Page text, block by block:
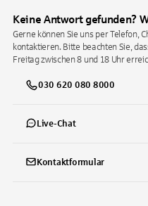
Keine Antwort gefunden?
Gerne können Sie uns per Telefon,
kontaktieren. Bitte beachten Sie,
Freitag zwischen 8 und 18 Uhr
030 620 080 8000
Live-Chat
Kontaktformular